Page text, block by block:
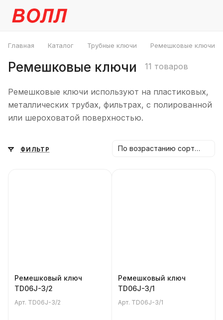
Главная Каталог Трубные ключи Ремешковые ключи
Ремешковые ключи 11 товаров
Ремешковые ключи используют на пластиковых,
металлических трубах, фильтрах, с полированной
или шероховатой поверхностью.
ФИЛЬТР По возрастанию сортировки
Ремешковый ключ
TD06J-3/2
Арт. TD06J-3/2
Ремешковый ключ
TD06J-3/1
Арт. TD06J-3/1